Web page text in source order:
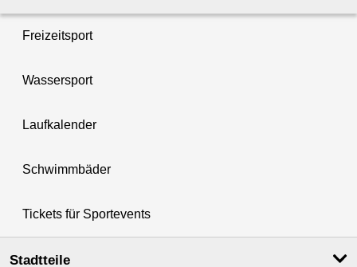
Freizeitsport
Wassersport
Laufkalender
Schwimmbäder
Tickets für Sportevents
Stadtteile